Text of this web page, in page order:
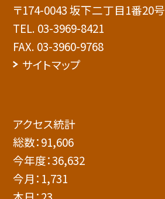
〒174-0043 坂下二丁目1番20号
TEL. 03-3969-8421
FAX. 03-3960-9768
サイトマップ
アクセス統計
総数：91,606
今年度：36,632
今月： 1,731